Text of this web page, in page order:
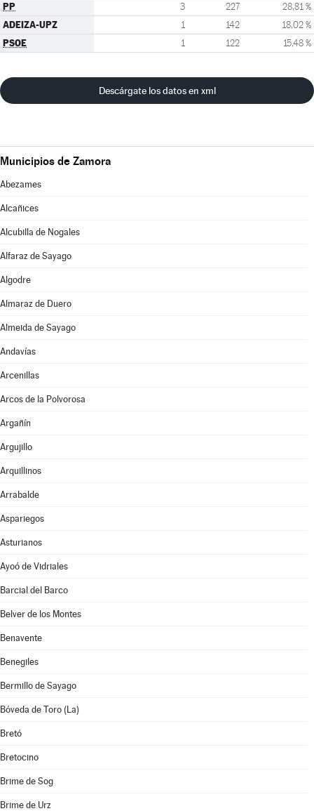
PP 3 227 28,81 %
ADEIZA-UPZ 1 142 18,02 %
PSOE 1 122 15,48 %
Descárgate los datos en xml
Municipios de Zamora
Abezames
Alcañices
Alcubilla de Nogales
Alfaraz de Sayago
Algodre
Almaraz de Duero
Almeida de Sayago
Andavías
Arcenillas
Arcos de la Polvorosa
Argañín
Argujillo
Arquillinos
Arrabalde
Aspariegos
Asturianos
Ayoó de Vidriales
Barcial del Barco
Belver de los Montes
Benavente
Benegiles
Bermillo de Sayago
Bóveda de Toro (La)
Bretó
Bretocino
Brime de Sog
Brime de Urz